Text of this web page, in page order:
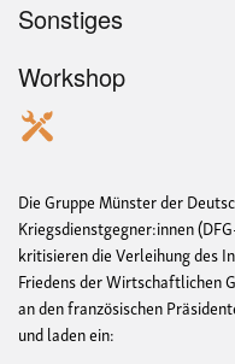
Sonstiges
Workshop
Die Gruppe Münster der
Kriegsdienstgegner:innen
kritisieren die Verleihung des
Friedens der Wirtschaftlichen
an den französischen
und laden ein: